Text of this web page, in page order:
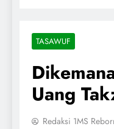
TASAWUF
Uang
Redaksi 1MS